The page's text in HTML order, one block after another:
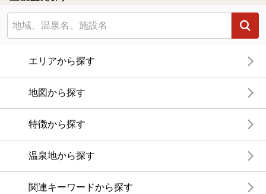
エリアから探す
地図から探す
特徴から探す
温泉地から探す
関連キーワードから探す